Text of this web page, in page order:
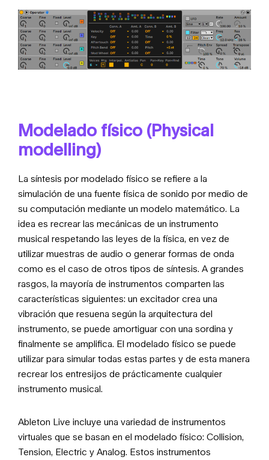
Modelado físico (Physical
modelling)
La síntesis por modelado físico se refiere a la
simulación de una fuente física de sonido por medio de
su computación mediante un modelo matemático. La
idea es recrear las mecánicas de un instrumento
musical respetando las leyes de la física, en vez de
utilizar muestras de audio o generar formas de onda
como es el caso de otros tipos de síntesis. A grandes
rasgos, la mayoría de instrumentos comparten las
características siguientes: un excitador crea una
vibración que resuena según la arquitectura del
instrumento, se puede amortiguar con una sordina y
finalmente se amplifica. El modelado físico se puede
utilizar para simular todas estas partes y de esta manera
recrear los entresijos de prácticamente cualquier
instrumento musical.
Ableton Live incluye una variedad de instrumentos
virtuales que se basan en el modelado físico: Collision,
Tension, Electric y Analog. Estos instrumentos